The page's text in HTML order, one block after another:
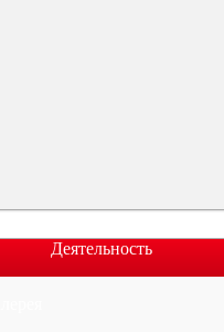
Деятельность